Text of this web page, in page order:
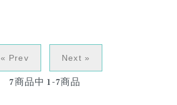
« Prev Next »
7商品中 1-7商品